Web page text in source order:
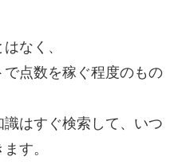
なく、
点数を稼ぐ程度のもの
はすぐ検索して、いつ
す。